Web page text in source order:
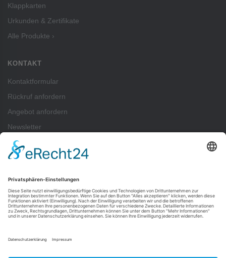
Klappkarten
Urkunden & Zertifikate
Alle Produkte ›
KONTAKT
Kontaktformular
Rückruf anfordern
Angebot anfordern
Newsletter
ZAHLUNGSARTEN
Kreditkartenzahlung (Visa, Mastercard) über PayPal möglich — auch ohne
PayPal-Konto.
Alle Zahlungsarten im Überblick ›